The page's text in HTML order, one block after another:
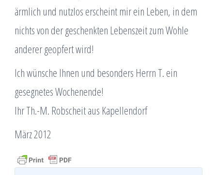
ärmlich und nutzlos erscheint mir ein Leben, in dem
nichts von der geschenkten Lebenszeit zum Wohle
anderer geopfert wird!
Ich wünsche Ihnen und besonders Herrn T. ein
gesegnetes Wochenende!
Ihr Th.-M. Robscheit aus Kapellendorf
März 2012